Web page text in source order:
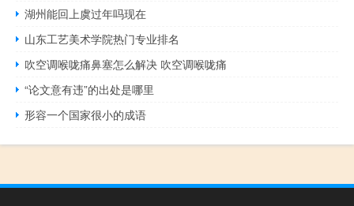
湖州能回上虞过年吗现在
山东工艺美术学院热门专业排名
吹空调喉咙痛鼻塞怎么解决 吹空调喉咙痛
“论文意有违”的出处是哪里
形容一个国家很小的成语